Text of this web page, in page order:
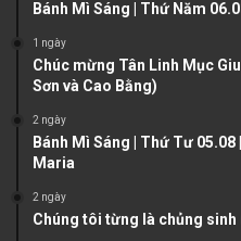
u
p
Bánh Mì Sáng | Thứ Năm
1 ngày
Chúc mừng Tân Linh Mục
Sơn và Cao Bằng)
2 ngày
Bánh Mì Sáng | Thứ Tư
Maria
2 ngày
Chúng tôi từng là chủng sinh